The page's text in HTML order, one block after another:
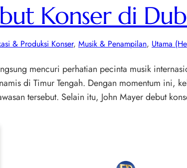
Konser di
& Produksi Konser, Musik & Penampilan, Utama
mencuri perhatian pecinta musik
di Timur Tengah. Dengan momentum ini,
tersebut. Selain itu, John Mayer debut